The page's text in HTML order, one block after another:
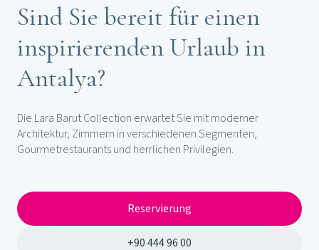
Sind Sie bereit für einen
inspirierenden Urlaub in
Antalya?
Die Lara Barut Collection erwartet Sie mit moderner
Architektur, Zimmern in verschiedenen Segmenten,
Gourmetrestaurants und herrlichen Privilegien.
Reservierung
+90 444 96 00